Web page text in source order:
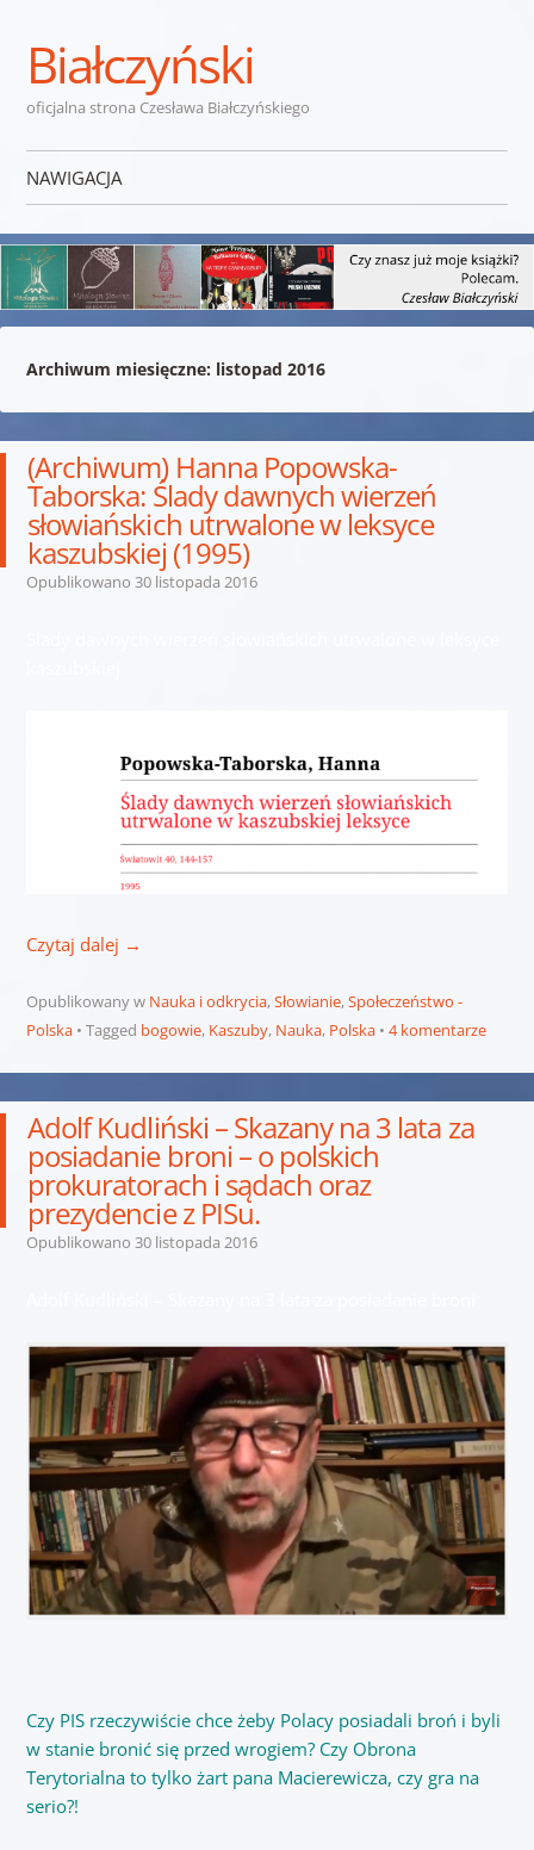
Białczyński
oficjalna strona Czesława Białczyńskiego
NAWIGACJA
Archiwum miesięczne: listopad 2016
(Archiwum) Hanna Popowska-
Taborska: Ślady dawnych wierzeń
słowiańskich utrwalone w leksyce
kaszubskiej (1995)
Opublikowano 30 listopada 2016
Czytaj dalej →
Opublikowany w Nauka i odkrycia,Słowianie,Społeczeństwo -
Polska
Tagged bogowie, Kaszuby, Nauka, Polska 4 komentarze
Adolf Kudliński – Skazany na 3 lata za
posiadanie broni – o polskich
prokuratorach i sądach oraz
prezydencie z PISu.
Opublikowano 30 listopada 2016
Czy PIS rzeczywiście chce żeby Polacy posiadali broń i byli
w stanie bronić się przed wrogiem? Czy Obrona
Terytorialna to tylko żart pana Macierewicza, czy gra na
serio?!